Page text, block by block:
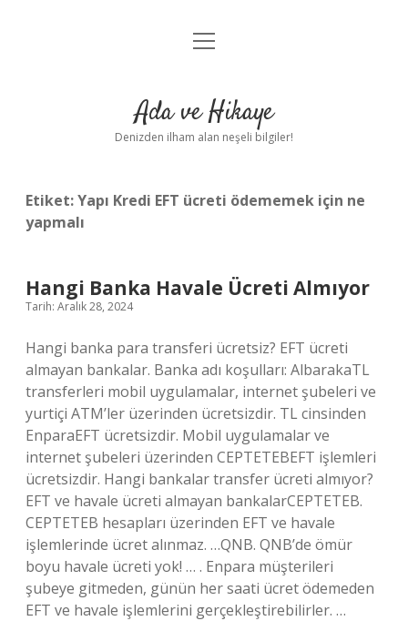
Anasayfa
Yasal Uyarı
menüyü
Ada ve Hikaye
Denizden ilham alan neşeli bilgiler!
Etiket:Yapı Kredi EFT ücreti ödememek için ne
yapmalı
Hangi Banka Havale Ücreti Almıyor
Tarih: Aralık 28, 2024
Hangi banka para transferi ücretsiz? EFT ücreti
almayan bankalar. Banka adı koşulları: AlbarakaTL
transferleri mobil uygulamalar, internet şubeleri ve
yurtiçi ATM’ler üzerinden ücretsizdir. TL cinsinden
EnparaEFT ücretsizdir. Mobil uygulamalar ve
internet şubeleri üzerinden CEPTETEBEFT işlemleri
ücretsizdir. Hangi bankalar transfer ücreti almıyor?
EFT ve havale ücreti almayan bankalarCEPTETEB.
CEPTETEB hesapları üzerinden EFT ve havale
işlemlerinde ücret alınmaz. …QNB. QNB’de ömür
boyu havale ücreti yok! … . Enpara müşterileri
şubeye gitmeden, günün her saati ücret ödemeden
EFT ve havale işlemlerini gerçekleştirebilirler. …